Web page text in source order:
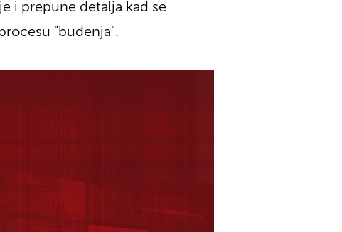
i prepune detalja kad se
"buđenja".